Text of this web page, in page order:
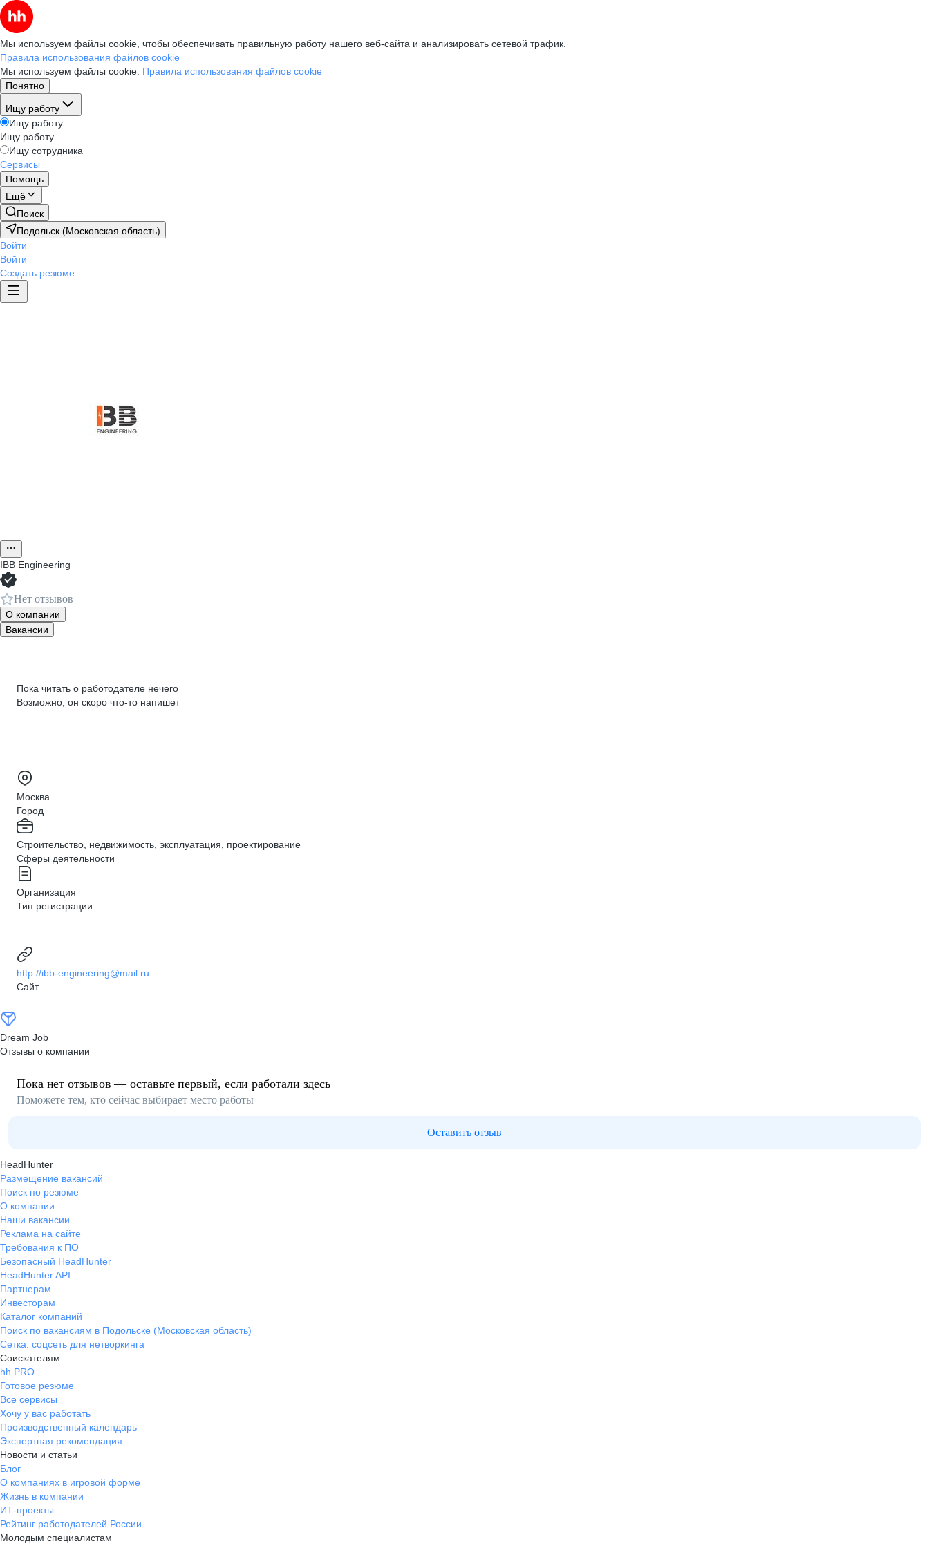
Мы используем файлы cookie, чтобы обеспечивать правильную работу нашего веб-сайта и анализировать сетевой трафик.
Правила использования файлов cookie
Мы используем файлы cookie. Правила использования файлов cookie
Понятно
Ищу работу
Ищу работу
Ищу работу
Ищу сотрудника
Сервисы
Помощь
Ещё
Поиск
Подольск (Московская область)
Войти
Войти
Создать резюме
IBB Engineering
Нет отзывов
О компании
Вакансии
Пока читать о работодателе нечего
Возможно, он скоро что‑то напишет
Москва
Город
Строительство, недвижимость, эксплуатация, проектирование
Сферы деятельности
Организация
Тип регистрации
http://ibb-engineering@mail.ru
Сайт
Dream Job
Отзывы о компании
Пока нет отзывов — оставьте первый, если работали здесь
Поможете тем, кто сейчас выбирает место работы
Оставить отзыв
HeadHunter
Размещение вакансий
Поиск по резюме
О компании
Наши вакансии
Реклама на сайте
Требования к ПО
Безопасный HeadHunter
HeadHunter API
Партнерам
Инвесторам
Каталог компаний
Поиск по вакансиям в Подольске (Московская область)
Сетка: соцсеть для нетворкинга
Соискателям
hh PRO
Готовое резюме
Все сервисы
Хочу у вас работать
Производственный календарь
Экспертная рекомендация
Новости и статьи
Блог
О компаниях в игровой форме
Жизнь в компании
ИТ-проекты
Рейтинг работодателей России
Молодым специалистам